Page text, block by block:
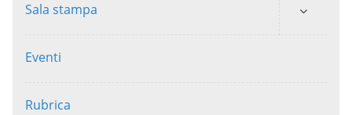
Sala stampa
Eventi
Rubrica